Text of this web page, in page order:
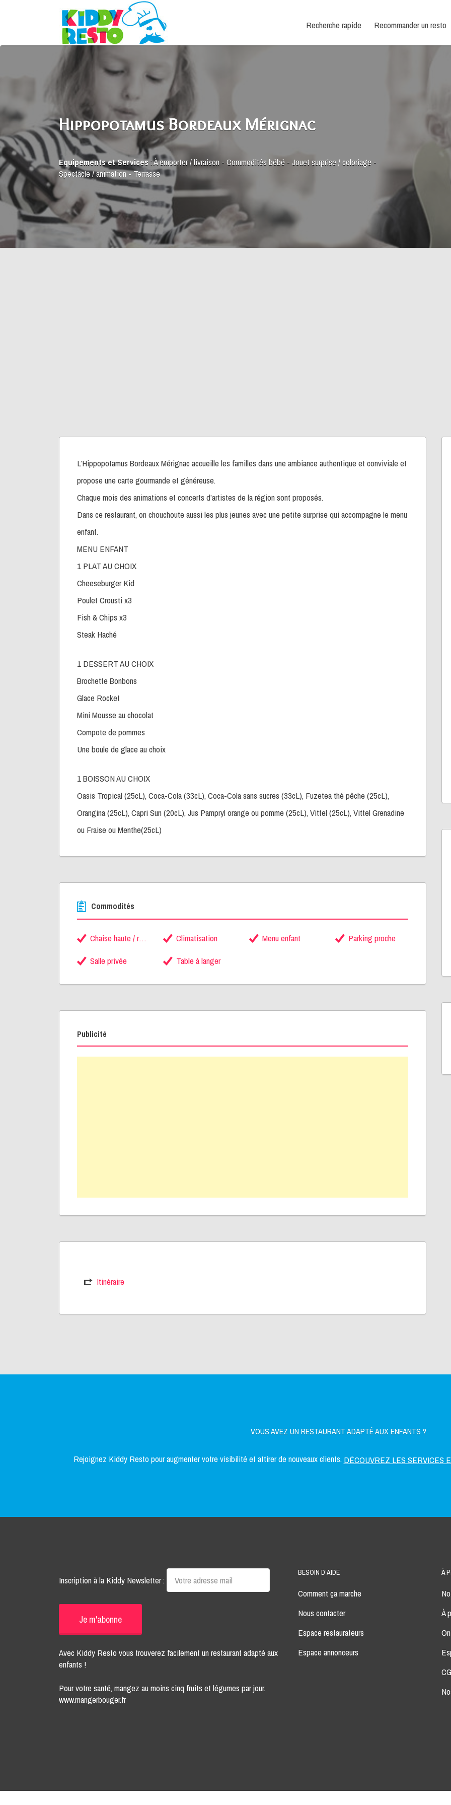
Recherche rapide Recommander un resto
Rechercher:
Hippopotamus Bordeaux Mérignac
Equipements et Services:À emporter / livraison - Commodités bébé - Jouet surprise / coloriage -
Spectacle / animation-Terrasse
L’Hippopotamus Bordeaux Mérignac accueille les familles dans une ambiance authentique et conviviale et
propose une carte gourmande et généreuse.
Chaque mois des animations et concerts d’artistes de la région sont proposés.
Dans ce restaurant, on chouchoute aussi les plus jeunes avec une petite surprise qui accompagne le menu
enfant.
MENU ENFANT
1 PLAT AU CHOIX
Cheeseburger Kid
Poulet Crousti x3
Fish & Chips x3
Steak Haché
1 DESSERT AU CHOIX
Brochette Bonbons
Glace Rocket
Mini Mousse au chocolat
Compote de pommes
Une boule de glace au choix
1 BOISSON AU CHOIX
Oasis Tropical (25cL), Coca-Cola (33cL), Coca-Cola sans sucres (33cL), Fuzetea thé pêche (25cL),
Orangina (25cL), Capri Sun (20cL), Jus Pampryl orange ou pomme (25cL), Vittel (25cL), Vittel Grenadine
ou Fraise ou Menthe(25cL)
Commodités
Chaise haute / rehausseur Climatisation Menu enfant
Parking proche
Salle privée
Table à langer
Publicité
Itinéraire
VOUS AVEZ UN RESTAURANT ADAPTÉ AUX ENFANTS ?
Rejoignez Kiddy Resto pour augmenter votre visibilité et attirer de nouveaux clients. DÉCOUVREZ LES SERVICES
Inscription à la Kiddy Newsletter :
Avec Kiddy Resto vous trouverez facilement un restaurant adapté aux
enfants !
Pour votre santé, mangez au moins cinq fruits et légumes par jour.
www.mangerbouger.fr
BESOIN D’AIDE
Comment ça marche
Nous contacter
Espace restaurateurs
Espace annonceurs
À
À